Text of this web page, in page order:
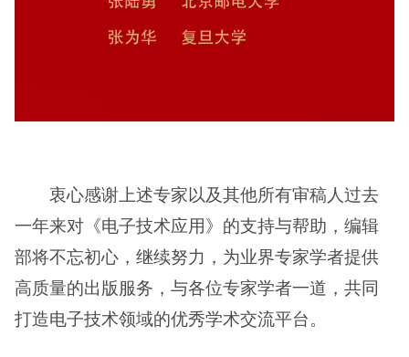
衷心感谢上述专家以及其他所有审稿人过去
一年来对《电子技术应用》的支持与帮助，编辑
部将不忘初心，继续努力，为业界专家学者提供
高质量的出版服务，与各位专家学者一道，共同
打造电子技术领域的优秀学术交流平台。